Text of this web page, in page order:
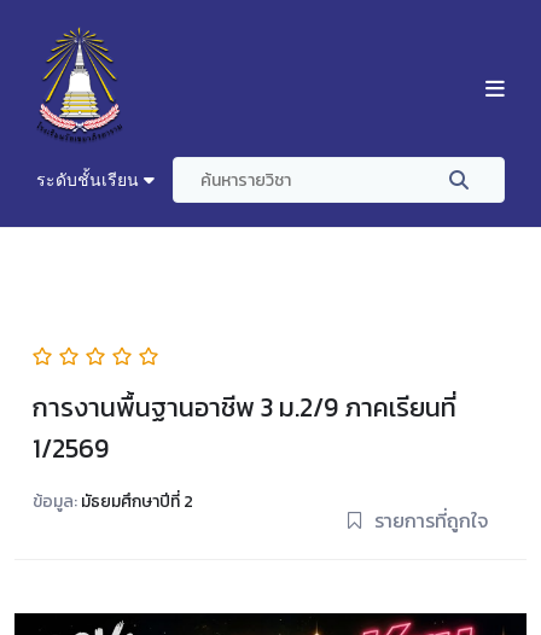
ระดับชั้นเรียน
การงานพื้นฐานอาชีพ 3 ม.2/9 ภาคเรียนที่
1/2569
ข้อมูล:มัธยมศึกษาปีที่ 2
รายการที่ถูกใจ